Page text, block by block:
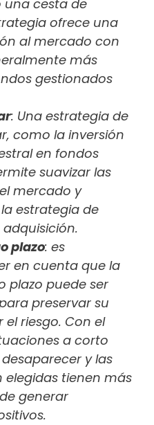
una cesta de
ofrece una
al mercado con
más
gestionados
: Una estrategia de
como la inversión
en fondos
suavizar las
mercado y
estrategia de
plazo: es
en cuenta que la
plazo puede ser
preservar su
riesgo. Con el
a corto
y las
elegidas tienen más
generar